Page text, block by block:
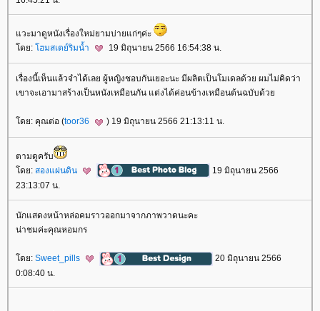
วะมาดูหนังเรื่องใหม่ยามบ่ายแก่ๆค่ะ
ดย: ฮมสเตย์ริมน้ำ 19 มิถุนายน 2566 16:54:38 น.
เรื่องนี้เห็นแล้วจำได้เลย ผู้หญิงชอบกันเยอะนะ มีผลิตเป็นโมเดลด้วย ผมไม่คิดว่า
เขาจะเอามาสร้างเป็นหนังเหมือนกัน แต่งได้ค่อนข้างเหมือนต้นฉบับด้ว
ดย: คุณต่อ (toor36 ) 19 มิถุนายน 2566 21:13:11 น.
ตามดูครับ
ดย: สองแผ่นดิน
19 มิถุนายน 2566
23:13:07 น.
นักแสดงหน้าหล่อคมราวออกมาจากภาพวาดนะคะ
น่าชมค่ะคุณหอมกร
ดย: Sweet_pills
20 มิถุนายน 2566
0:08:40 น.